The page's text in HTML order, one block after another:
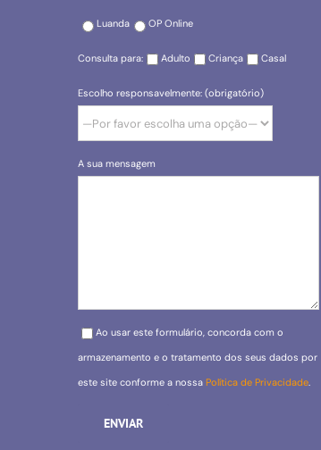
Luanda OP Online
Consulta para: Adulto Criança Casal
Escolho responsavelmente: (obrigatório)
A sua mensagem
Please leave this field empty.
Ao usar este formulário, concorda com o
armazenamento e o tratamento dos seus dados por
este site conforme a nossa Política de Privacidade.